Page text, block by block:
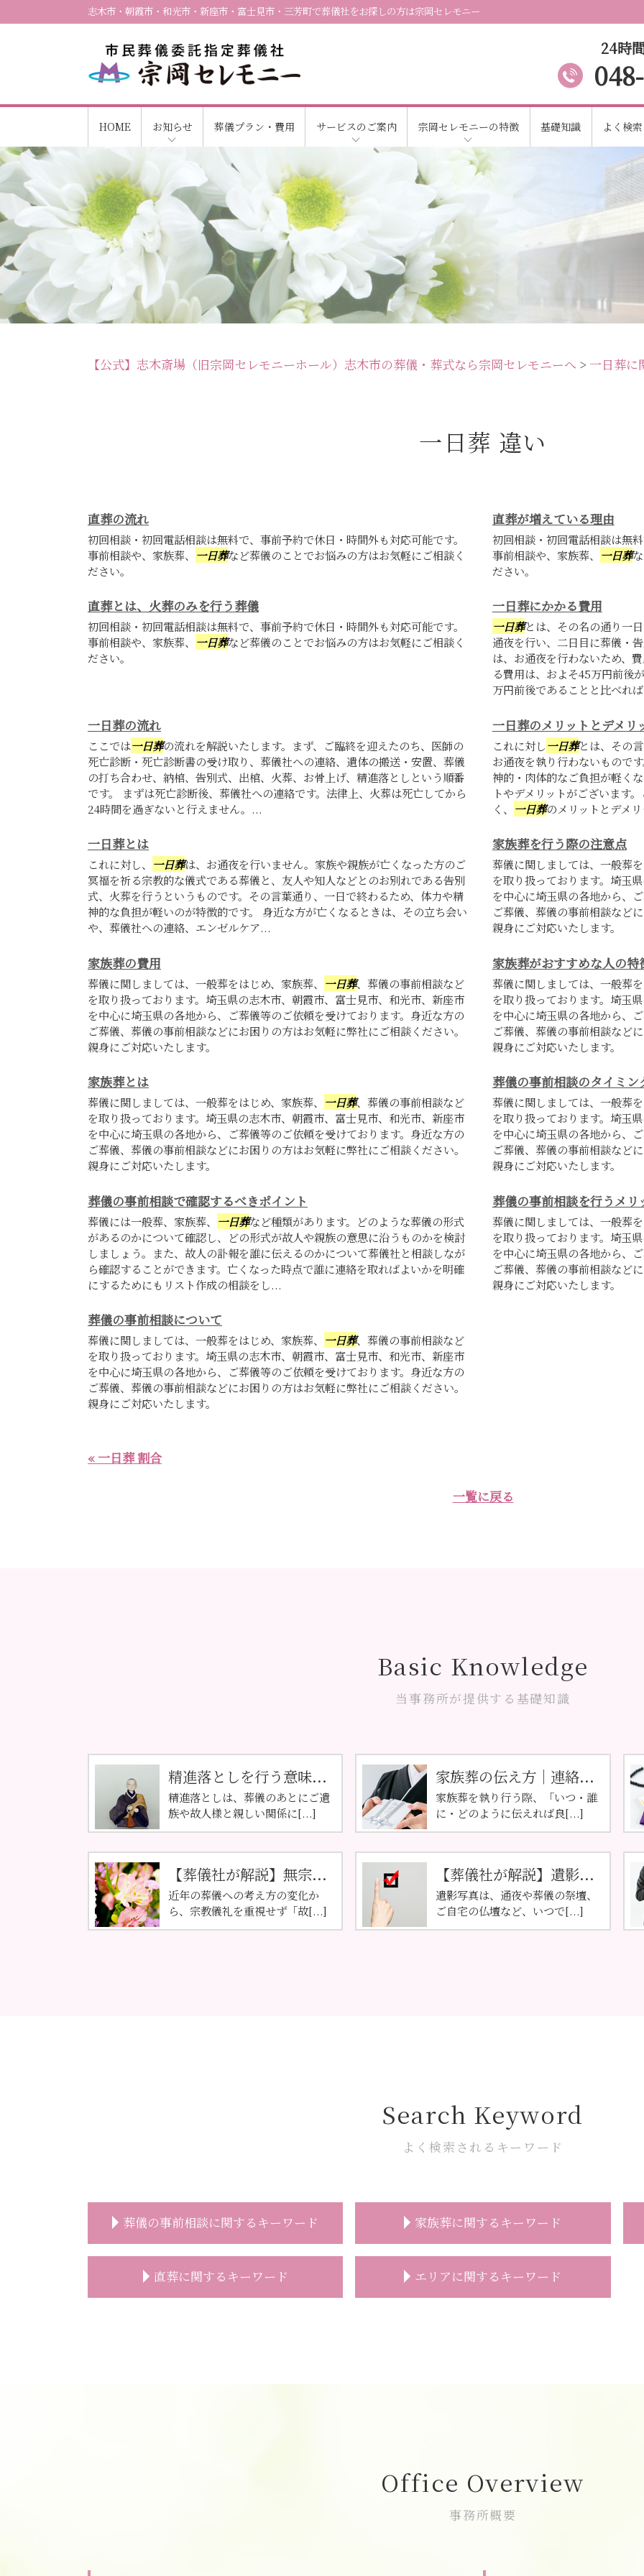
志木市・朝霞市・和光市・新座市・富士見市・三芳町で葬儀社をお探しの方は宗岡セレモニー
24時
HOME お知らせ 葬儀プラン・費用 サービスのご案内 宗岡セレモニーの特徴 基礎知識 よく検
【公式】志木斎場（旧宗岡セレモニーホール）志木市の葬儀・葬式なら宗岡セレモニーへ > 一日葬に
一日葬 違い
直葬の流れ
初回相談・初回電話相談は無料で、事前予約で休日・時間外も対応可能です。
事前相談や、家族葬、 一日葬など葬儀のことでお悩みの方はお気軽にご相談く
ださい。
直葬が増えている理由
初回相談・初回電話相談は無
事前相談や、家族葬、 一日葬
ださい。
直葬とは、火葬のみを行う葬儀
初回相談・初回電話相談は無料で、事前予約で休日・時間外も対応可能です。
事前相談や、家族葬、 一日葬など葬儀のことでお悩みの方はお気軽にご相談く
ださい。
一日葬にかかる費用
一日葬とは、その名の通り一
通夜を行い、二日目に葬儀・
は、お通夜を行わないため、
る費用は、およそ45万円前後
万円前後であることと比べれ
一日葬の流れ
ここでは一日葬の流れを解説いたします。まず、ご臨終を迎えたのち、医師の
死亡診断・死亡診断書の受け取り、葬儀社への連絡、遺体の搬送・安置、葬儀
の打ち合わせ、納棺、告別式、出棺、火葬、お骨上げ、精進落としという順番
です。 まずは死亡診断後、葬儀社への連絡です。法律上、火葬は死亡してから
24時間を過ぎないと行えません。...
一日葬のメリットとデメリ
これに対し一日葬とは、その
お通夜を執り行わないもので
神的・肉体的なご負担が軽く
トやデメリットがございます
く、 一日葬のメリットとデメ
一日葬とは
これに対し、 一日葬は、お通夜を行いません。家族や親族が亡くなった方のご
冥福を祈る宗教的な儀式である葬儀と、友人や知人などとのお別れである告別
式、火葬を行うというものです。その言葉通り、一日で終わるため、体力や精
神的な負担が軽いのが特徴的です。 身近な方が亡くなるときは、その立ち会い
や、葬儀社への連絡、エンゼルケア...
家族葬を行う際の注意点
葬儀に関しましては、一般葬を
を取り扱っております。埼玉
を中心に埼玉県の各地から、
ご葬儀、葬儀の事前相談など
親身にご対応いたします。
家族葬の費用
葬儀に関しましては、一般葬をはじめ、家族葬、 一日葬、葬儀の事前相談など
を取り扱っております。埼玉県の志木市、朝霞市、富士見市、和光市、新座市
を中心に埼玉県の各地から、ご葬儀等のご依頼を受けております。身近な方の
ご葬儀、葬儀の事前相談などにお困りの方はお気軽に弊社にご相談ください。
親身にご対応いたします。
家族葬がおすすめな人の特
葬儀に関しましては、一般葬を
を取り扱っております。埼玉
を中心に埼玉県の各地から、
ご葬儀、葬儀の事前相談など
親身にご対応いたします。
家族葬とは
葬儀に関しましては、一般葬をはじめ、家族葬、 一日葬、葬儀の事前相談など
を取り扱っております。埼玉県の志木市、朝霞市、富士見市、和光市、新座市
を中心に埼玉県の各地から、ご葬儀等のご依頼を受けております。身近な方の
ご葬儀、葬儀の事前相談などにお困りの方はお気軽に弊社にご相談ください。
親身にご対応いたします。
葬儀の事前相談のタイミン
葬儀に関しましては、一般葬を
を取り扱っております。埼玉
を中心に埼玉県の各地から、
ご葬儀、葬儀の事前相談など
親身にご対応いたします。
葬儀の事前相談で確認するべきポイント
葬儀には一般葬、家族葬、 一日葬など種類があります。どのような葬儀の形式
があるのかについて確認し、どの形式が故人や親族の意思に沿うものかを検討
しましょう。また、故人の訃報を誰に伝えるのかについて葬儀社と相談しなが
ら確認することができます。亡くなった時点で誰に連絡を取ればよいかを明確
にするためにもリスト作成の相談をし...
葬儀の事前相談を行うメリ
葬儀に関しましては、一般葬を
を取り扱っております。埼玉
を中心に埼玉県の各地から、
ご葬儀、葬儀の事前相談など
親身にご対応いたします。
葬儀の事前相談について
葬儀に関しましては、一般葬をはじめ、家族葬、 一日葬、葬儀の事前相談など
を取り扱っております。埼玉県の志木市、朝霞市、富士見市、和光市、新座市
を中心に埼玉県の各地から、ご葬儀等のご依頼を受けております。身近な方の
ご葬儀、葬儀の事前相談などにお困りの方はお気軽に弊社にご相談ください。
親身にご対応いたします。
« 一日葬 割合
一覧に戻る
Basic Knowledge
当事務所が提供する基礎知識
精進落としを行う意味...
精進落としは、葬儀のあとにご遺
族や故人様と親しい関係に[...]
家族葬の伝え方｜連絡...
家族葬を執り行う際、「いつ・誰
に・どのように伝えれば良[...]
【葬儀社が解説】無宗...
近年の葬儀への考え方の変化か
ら、宗教儀礼を重視せず「故[...]
【葬儀社が解説】遺影...
遺影写真は、通夜や葬儀の祭壇、
ご自宅の仏壇など、いつで[...]
Search Keyword
よく検索されるキーワード
葬儀の事前相談に関するキーワード
事前相談とは
安置所 面会
家族葬に関するキーワード
家族葬とは
家族葬 お通夜
家族葬 葬儀社
家族葬 相場
家族葬 伝え方
直葬に関するキーワード エリアに関するキーワード
一日葬 費用 志木市
一日葬 費用 和光市
一日葬 費用 朝霞市
志木市 家族葬 費用
Office Overview
事務所概要